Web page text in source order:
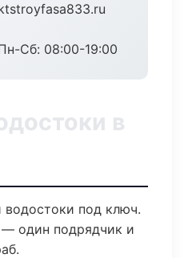
Сб: 08:00-19:00
в
под ключ.
один подрядчик и